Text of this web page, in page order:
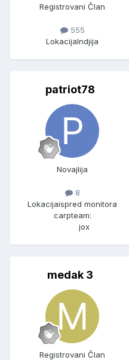
Registrovani Član
555
LokacijaIndjija
patriot78
Novajlija
8
Lokacijaispred monitora
carpteam:
jox
medak 3
Registrovani Član